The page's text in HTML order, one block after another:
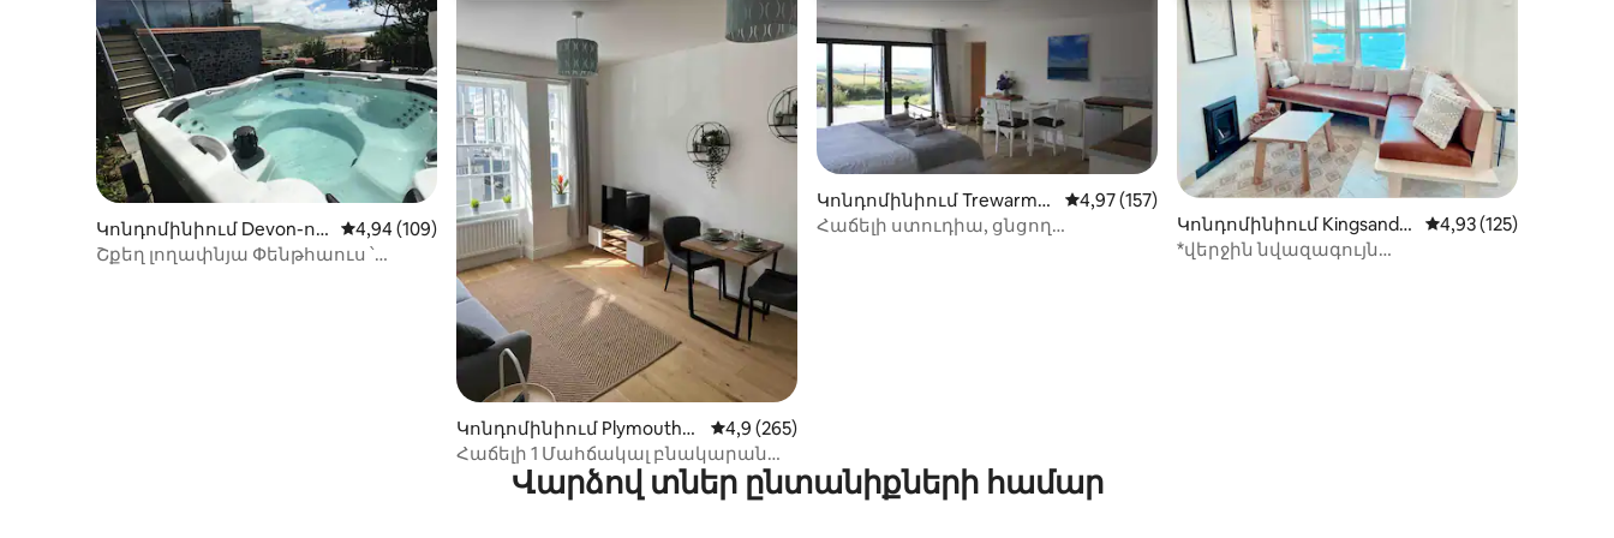
Կոնդոմինիում Devon-ու
մ
Միջին վարկանիշը՝ 5-ից 4,94, 109 կարծիք
4,94 (109)
Շքեղ լողափնյա Փենթհաուս ՝
Կոնդոմինիում Plymouth-ո
ւմ
Միջին վարկանիշը՝ 5-ից 4,9, 265 կարծիք
4,9 (265)
Հաճելի 1 Մահճակալ բնակարան
*ԱՆՎՃԱՐ ԱՎՏՈԿԱՅԱՆԱՏԵՂԻ*
Hoe/Barbican
Կոնդոմինիում Trewarmet
t-ում
Միջին վարկանիշը՝ 5-ից 4,97, 157 կարծիք
4,97 (157)
Հաճելի ստուդիա, ցնցող
Կոնդոմինիում Kingsand-
ում
Միջին վարկանիշը՝
4,93 (125)
*վերջին նվազագույն
Վարձով տներ ընտանիքների համար